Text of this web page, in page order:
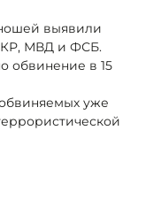
выявили
МВД и ФСБ.
обвинение в 15
уже